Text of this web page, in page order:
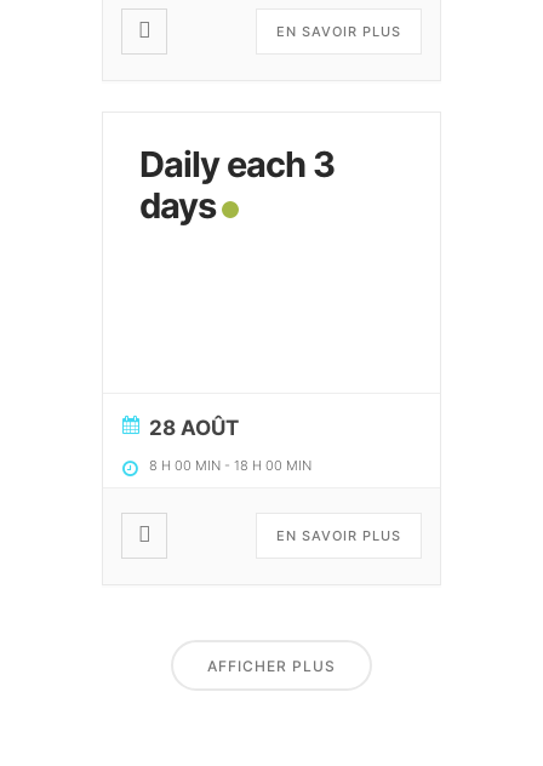
EN SAVOIR PLUS
Daily each 3
days
28 AOÛT
8 H 00 MIN - 18 H 00 MIN
EN SAVOIR PLUS
AFFICHER PLUS